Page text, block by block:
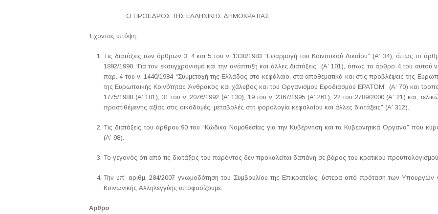
Ο ΠΡΟΕΔΡΟΣ ΤΗΣ ΕΛΛΗΝΙΚΗΣ ΔΗΜΟΚΡΑΤΙΑΣ
Έχοντας υπόψη:
Τις διατάξεις των άρθρων 3, 4 και 5 του ν. 1338/1983 “Εφαρμογή του Κοινοτικού Δικαίου” (Α’ 34), όπως το
1892/1990 “Για τον εκσυγχρονισμό και την ανάπτυξη και άλλες διατάξεις” (Α’ 101), όπως το άρθρο 4 του αυτού
παρ. 4 του ν. 1440/1984 “Συμμετοχή της Ελλάδος στο κεφάλαιο, στα αποθεματικά και στις προβλέψεις της
της Ευρωπαϊκής Κοινότητας Άνθρακος και χάλυβος και του Οργανισμού Εφοδιασμού ΕΡΑΤΟΜ” (Α’ 70) και
1775/1988 (Α’ 101), 31 του ν. 2076/1992 (Α’ 130), 19 του ν. 2367/1995 (Α’ 261), 22 του 2789/2000 (Α’ 21) και,
προστιθέμενης αξίας στις οικοδομές, μεταβολές στη φορολογία κεφαλαίου και άλλες διατάξεις” (Α’ 312).
Τις διατάξεις του άρθρου 90 του “Κώδικα Νομοθεσίας για την Κυβέρνηση και τα Κυβερνητικά Όργανα” που
(Α’ 98).
Το γεγονός ότι από τις διατάξεις του παρόντος δεν προκαλείται δαπάνη σε βάρος του κρατικού
Την υπ’ αριθμ. 284/2007 γνωμοδότηση του Συμβουλίου της Επικρατείας, ύστερα από πρόταση των Υπουργών
Κοινωνικής Αλληλεγγύης αποφασίζουμε:
Αρθρο